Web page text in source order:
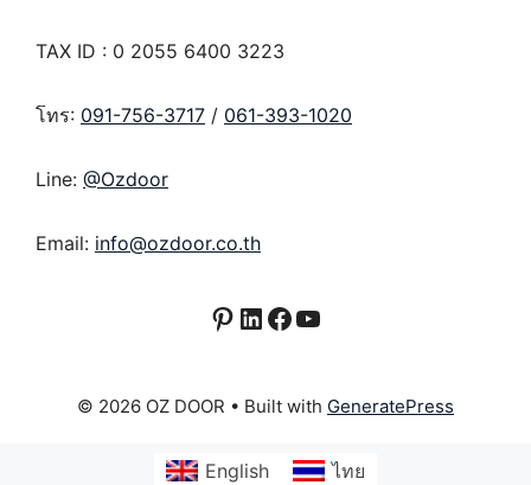
TAX ID : 0 2055 6400 3223
โทร: 091-756-3717 / 061-393-1020
Line: @Ozdoor
Email: info@ozdoor.co.th
Pinterest
LinkedIn
Facebook
YouTube
© 2026 OZ DOOR • Built with GeneratePress
English ไทย